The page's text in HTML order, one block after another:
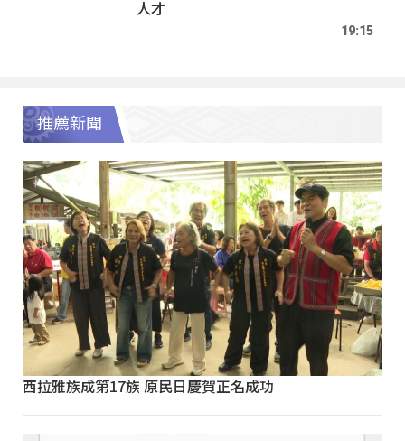
人才
19:15
推薦新聞
西拉雅族成第17族 原民日慶賀正名成功